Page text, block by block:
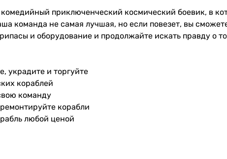
приключенческий космический боевик, в
команда не самая лучшая, но если повезет, вы
и оборудование и продолжайте искать правду о
украдите и торгуйте
кораблей
команду
корабли
любой ценой